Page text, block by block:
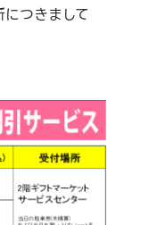
つきまして